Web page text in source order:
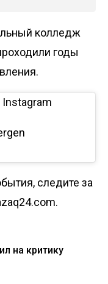
колледж
годы
Instagram
следите за
на критику